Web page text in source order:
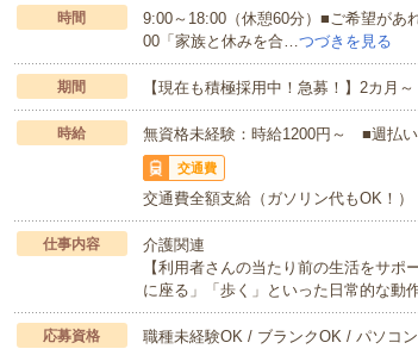
時間
9:00～18:00（休憩60分）■ご希望があ
00「家族と休みを合…つづきを見る
期間 【現在も積極採用中！急募！】2カ月
時給 無資格未経験：時給1200円～ ■週払
交通費
交通費全額支給（ガソリン代もOK！）
仕事内容
介護関連
【利用者さんの当たり前の生活をサ
に座る」「歩く」といった日常的な動
応募資格
職種未経験OK / ブランクOK / パソコ